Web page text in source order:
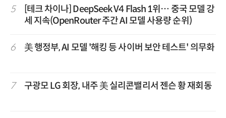
5
[테크 차이나] DeepSeek V4 Flash 1위… 중국 모델 강
세 지속(OpenRouter 주간 AI 모델 사용량 순위)
6 美 행정부, AI 모델 '해킹 등 사이버 보안 테스트' 의무화
7 구광모 LG 회장, 내주 美 실리콘밸리서 젠슨 황 재회동